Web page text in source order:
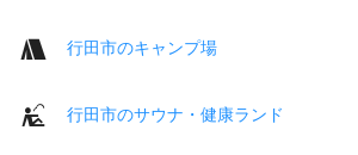
行田市のキャンプ場
行田市のサウナ・健康ランド